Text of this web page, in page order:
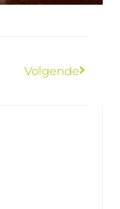
Volgende